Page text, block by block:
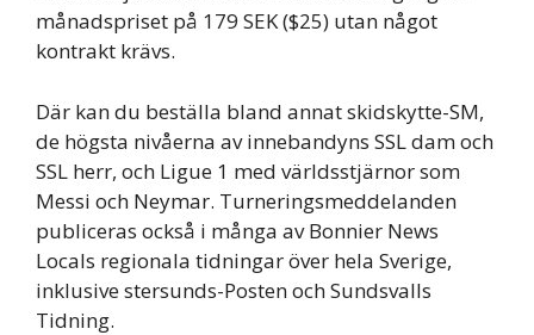
månadspriset på 179 SEK ($25) utan något
kontrakt krävs.
Där kan du beställa bland annat skidskytte-SM,
de högsta nivåerna av innebandyns SSL dam och
SSL herr, och Ligue 1 med världsstjärnor som
Messi och Neymar. Turneringsmeddelanden
publiceras också i många av Bonnier News
Locals regionala tidningar över hela Sverige,
inklusive stersunds-Posten och Sundsvalls
Tidning.